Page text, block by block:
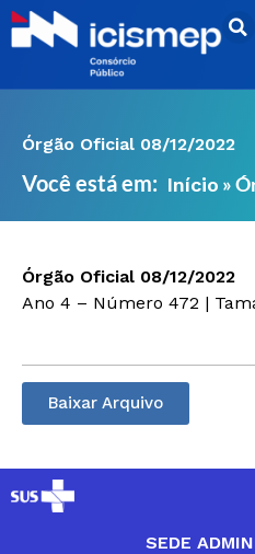
Ir
para
Órgão Oficial 08/12/2022
Você está em: Início »
Órgão Oficial 08/12/2022
Ano 4 – Número 472 |
Baixar Arquivo
SEDE